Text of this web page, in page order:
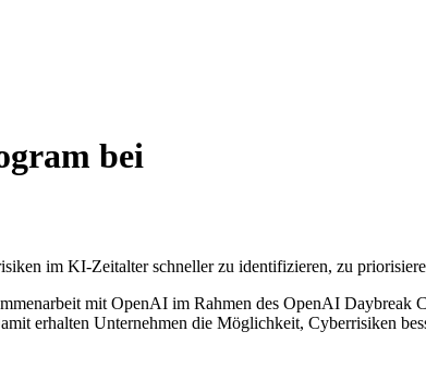
bei
im KI-Zeitalter schneller zu identifizieren, zu
mit OpenAI im Rahmen des OpenAI Daybreak
erhalten Unternehmen die Möglichkeit, Cyberrisiken